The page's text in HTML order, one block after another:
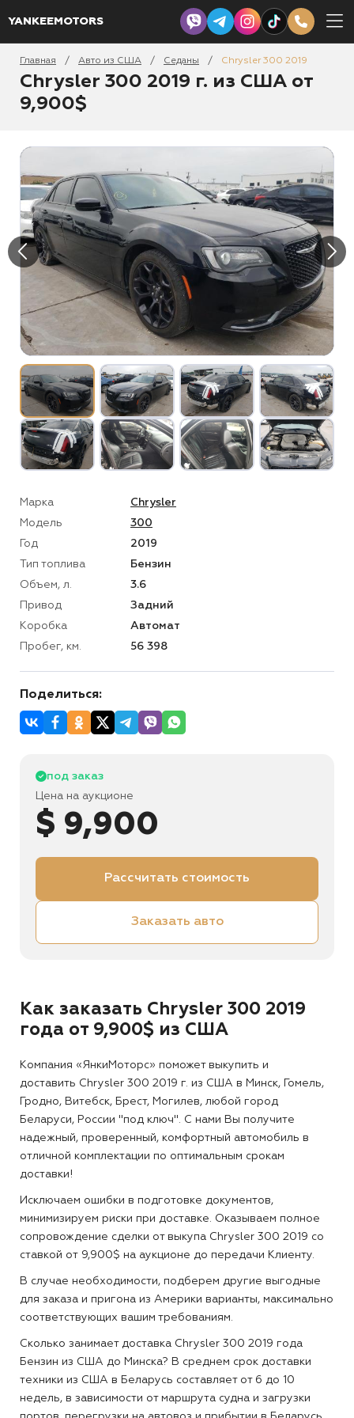
YANKEEMOTORS
Главная / Авто из США / Седаны / Chrysler 300 2019
Chrysler 300 2019 г. из США от
9,900$
Марка
Chrysler
Модель
300
Год
2019
Тип топлива
Бензин
Объем, л.
3.6
Привод
Задний
Коробка
Автомат
Пробег, км.
56 398
Поделиться:
под заказ
Цена на аукционе
$ 9,900
Рассчитать стоимость
Заказать авто
Как заказать Chrysler 300 2019
года от 9,900$ из США
Компания «ЯнкиМоторс» поможет выкупить и
доставить Chrysler 300 2019 г. из США в Минск, Гомель,
Гродно, Витебск, Брест, Могилев, любой город
Беларуси, России "под ключ". С нами Вы получите
надежный, проверенный, комфортный автомобиль в
отличной комплектации по оптимальным срокам
доставки!
Исключаем ошибки в подготовке документов,
минимизируем риски при доставке. Оказываем полное
сопровождение сделки от выкупа Chrysler 300 2019 со
ставкой от 9,900$ на аукционе до передачи Клиенту.
В случае необходимости, подберем другие выгодные
для заказа и пригона из Америки варианты, максимально
соответствующих вашим требованиям.
Сколько занимает доставка Chrysler 300 2019 года
Бензин из США до Минска? В среднем срок доставки
техники из США в Беларусь составляет от 6 до 10
недель, в зависимости от маршрута судна и загрузки